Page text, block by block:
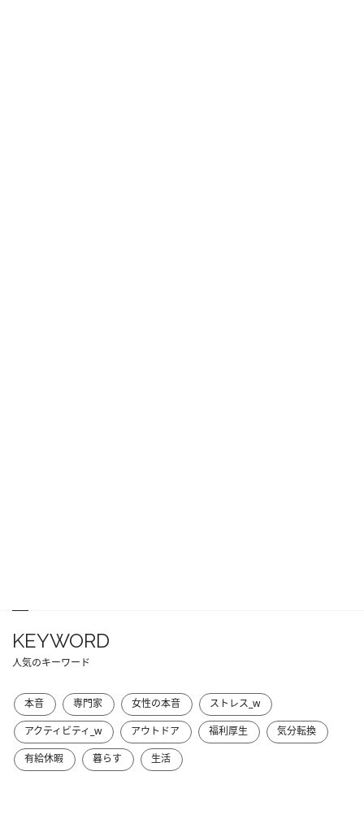
KEYWORD
人気のキーワード
本音 専門家 女性の本音
ストレス_w
アクティビティ_w
アウトドア 福利厚生
気分転換
有給休暇
暮らす 生活